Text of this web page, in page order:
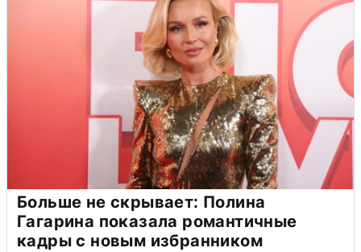
Больше не скрывает: Полина
Гагарина показала романтичные
кадры с новым избранником